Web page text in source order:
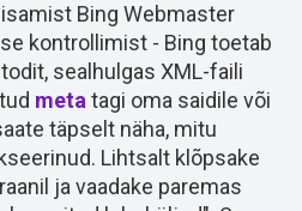
Bing Webmaster
kontrollimist - Bing toetab
sealhulgas XML-faili
meta tagi oma saidile või
täpselt näha, mitu
Lihtsalt klõpsake
ja vaadake paremas